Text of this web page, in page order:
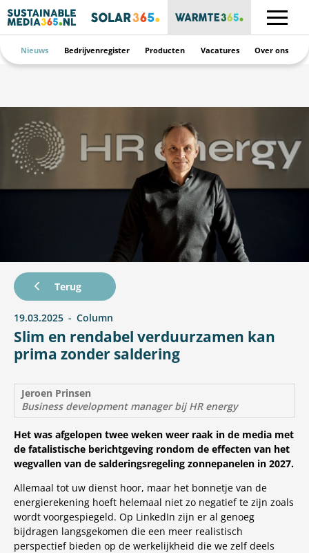
Nieuws Bedrijvenregister Producten Vacatures Over ons
Slim en rendabel verduurzamen kan
prima zonder saldering
Terug
19.03.2025 Column
Jeroen Prinsen
Business development manager bij HR energy
Het was afgelopen twee weken weer raak in de media met
de fatalistische berichtgeving rondom de effecten van het
wegvallen van de salderingsregeling zonnepanelen in 2027.
Allemaal tot uw dienst hoor, maar het bonnetje van de
energierekening hoeft helemaal niet zo negatief te zijn zoals
wordt voorgespiegeld. Op LinkedIn zijn er al genoeg
bijdragen langsgekomen die een meer realistisch
perspectief bieden op de werkelijkheid die we zelf deels